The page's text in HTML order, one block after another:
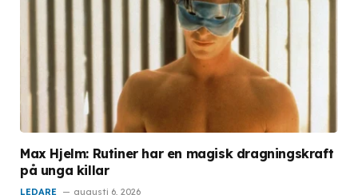
Max Hjelm: Rutiner har en magisk dragningskraft
på unga killar
LEDARE augusti 6, 2026